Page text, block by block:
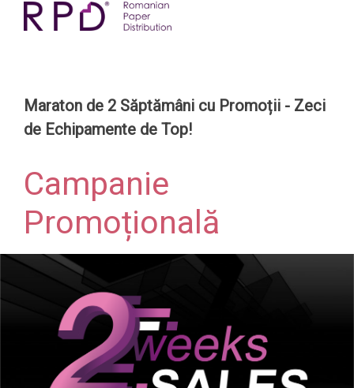
Maraton de 2 Săptămâni cu Promoții - Zeci
de Echipamente de Top!
Campanie
Promoțională